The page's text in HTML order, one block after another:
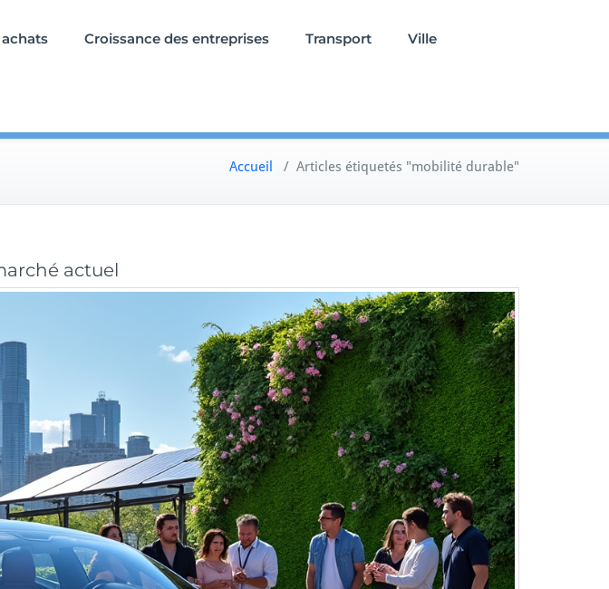
Croissance des entreprises Transport Ville
Accueil / Articles étiquetés "mobilité durable"
actuel